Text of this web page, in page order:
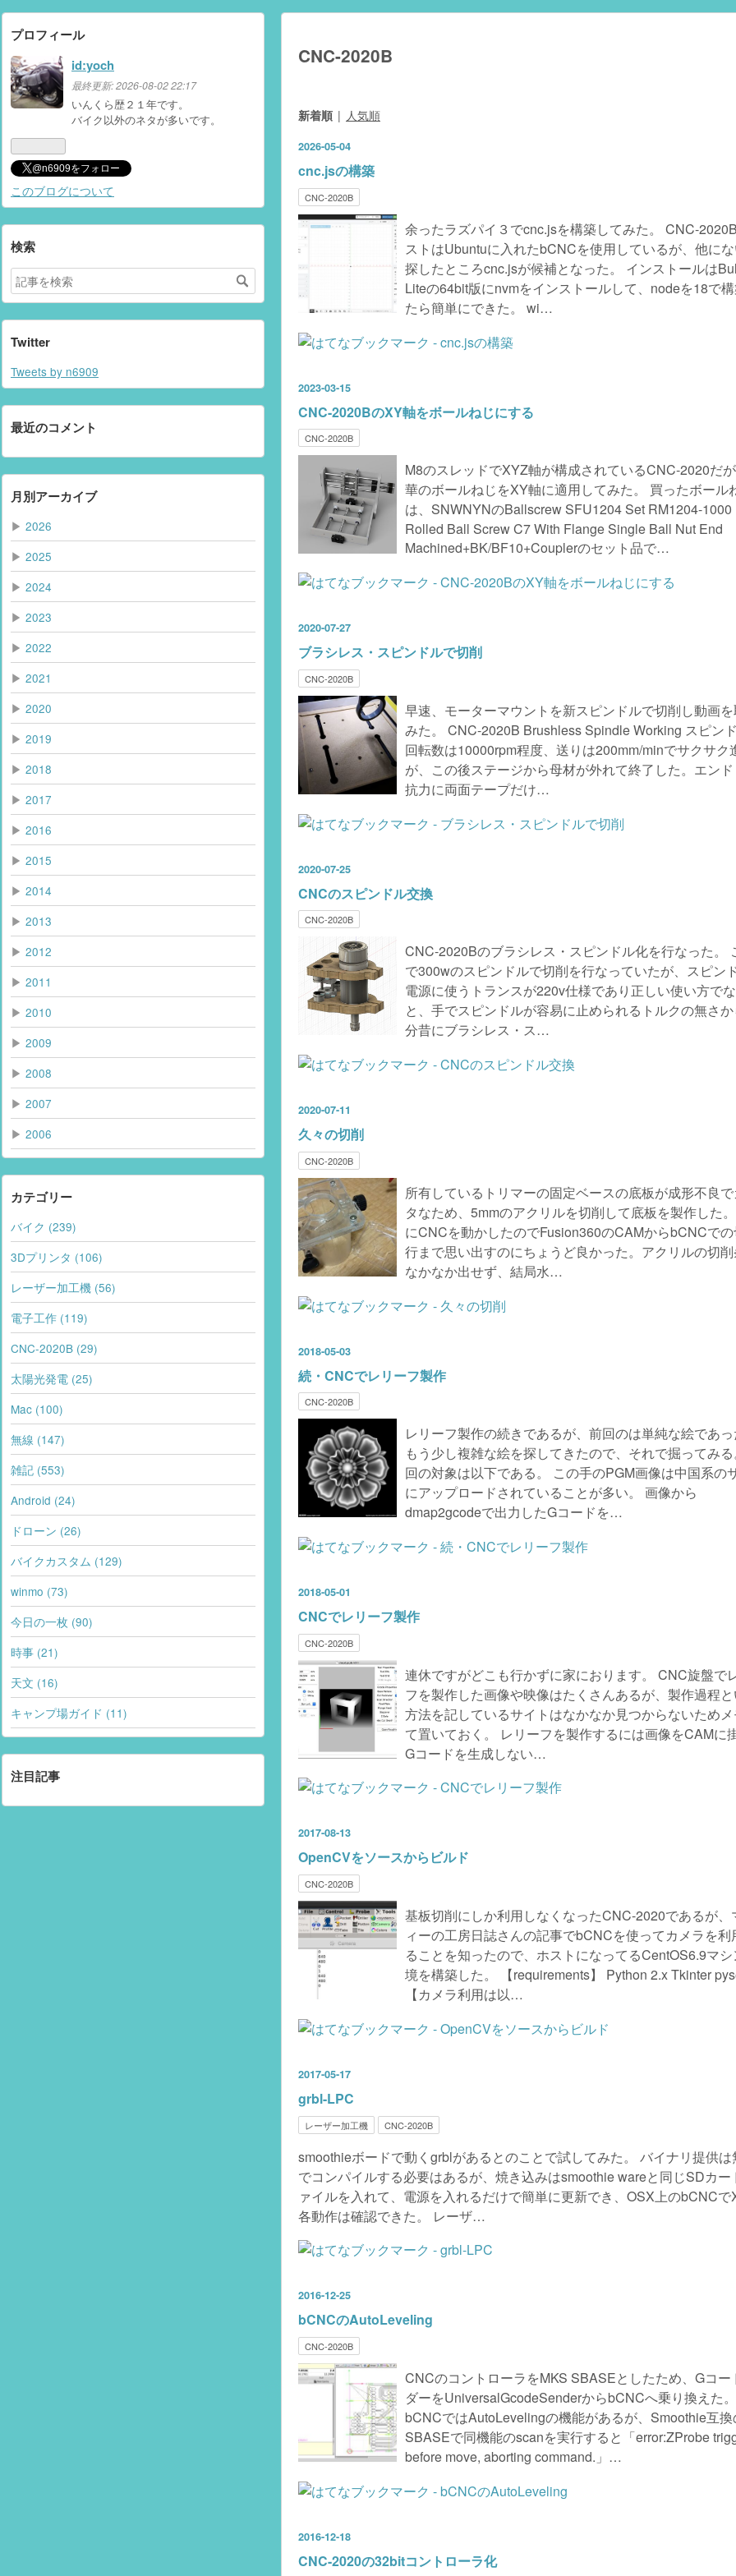
CNC-2020B
新着順 人気順
2026-05-04
cnc.jsの構築
CNC-2020B
余ったラズパイ３でcnc.jsを構築してみた。 CNC-
ストはUbuntuに入れたbCNCを使用しているが、他に
探したところcnc.jsが候補となった。 インストールは
Liteの64bit版にnvmをインストールして、nodeを18で
たら簡単にできた。 wi…
2023-03-15
CNC-2020BのXY軸をボールねじにする
CNC-2020B
M8のスレッドでXYZ軸が構成されているCNC-2020だ
華のボールねじをXY軸に適用してみた。 買ったボール
は、SNWNYNのBallscrew SFU1204 Set RM1204-1000
Rolled Ball Screw C7 With Flange Single Ball Nut End
Machined+BK/BF10+Couplerのセット品で…
2020-07-27
ブラシレス・スピンドルで切削
CNC-2020B
早速、モーターマウントを新スピンドルで切削し動画
みた。 CNC-2020B Brushless Spindle Working スピン
回転数は10000rpm程度、送りは200mm/minでサクサク
が、この後ステージから母材が外れて終了した。エン
抗力に両面テープだけ…
2020-07-25
CNCのスピンドル交換
CNC-2020B
CNC-2020Bのブラシレス・スピンドル化を行なった。
で300wのスピンドルで切削を行なっていたが、スピン
電源に使うトランスが220v仕様であり正しい使い方で
と、手でスピンドルが容易に止められるトルクの無さ
分昔にブラシレス・ス…
2020-07-11
久々の切削
CNC-2020B
所有しているトリマーの固定ベースの底板が成形不良
タなため、5mmのアクリルを切削して底板を製作した
にCNCを動かしたのでFusion360のCAMからbCNCで
行まで思い出すのにちょうど良かった。アクリルの切
なかなか出せず、結局水…
2018-05-03
続・CNCでレリーフ製作
CNC-2020B
レリーフ製作の続きであるが、前回のは単純な絵であ
もう少し複雑な絵を探してきたので、それで掘ってみ
回の対象は以下である。 この手のPGM画像は中国系の
にアップロードされていることが多い。 画像から
dmap2gcodeで出力したGコードを…
2018-05-01
CNCでレリーフ製作
CNC-2020B
連休ですがどこも行かずに家におります。 CNC旋盤で
フを製作した画像や映像はたくさんあるが、製作過程
方法を記しているサイトはなかなか見つからないため
て置いておく。 レリーフを製作するには画像をCAMに
Gコードを生成しない…
2017-08-13
OpenCVをソースからビルド
CNC-2020B
基板切削にしか利用しなくなったCNC-2020であるが、
ィーの工房日誌さんの記事でbCNCを使ってカメラを利
ることを知ったので、ホストになってるCentOS6.9マ
境を構築した。 【requirements】 Python 2.x Tkinter
【カメラ利用は以…
2017-05-17
grbl-LPC
レーザー加工機 CNC-2020B
smoothieボードで動くgrblがあるとのことで試してみた。 バイナリ提供は
でコンパイルする必要はあるが、焼き込みはsmoothie wareと同じSDカー
ァイルを入れて、電源を入れるだけで簡単に更新でき、OSX上のbCNCで
各動作は確認できた。 レーザ…
2016-12-25
bCNCのAutoLeveling
CNC-2020B
CNCのコントローラをMKS SBASEとしたため、Gコー
ダーをUniversalGcodeSenderからbCNCへ乗り換えた。
bCNCではAutoLevelingの機能があるが、Smoothie互換
SBASEで同機能のscanを実行すると「error:ZProbe
before move, aborting command.」…
2016-12-18
CNC-2020の32bitコントローラ化
プロフィール
id:yoch
最終更新:2026-08-02 22:17
いんくら歴２１年です。
バイク以外のネタが多いです。
@n6909をフォロー
このブログについて
検索
Twitter
Tweets by n6909
最近のコメント
月別アーカイブ
▶ 2026
▶ 2025
▶ 2024
▶ 2023
▶ 2022
▶ 2021
▶ 2020
▶ 2019
▶ 2018
▶ 2017
▶ 2016
▶ 2015
▶ 2014
▶ 2013
▶ 2012
▶ 2011
▶ 2010
▶ 2009
▶ 2008
▶ 2007
▶ 2006
カテゴリー
バイク (239)
3Dプリンタ (106)
レーザー加工機 (56)
電子工作 (119)
CNC-2020B (29)
太陽光発電 (25)
Mac (100)
無線 (147)
雑記 (553)
Android (24)
ドローン (26)
バイクカスタム (129)
winmo (73)
今日の一枚 (90)
時事 (21)
天文 (16)
キャンプ場ガイド (11)
注目記事